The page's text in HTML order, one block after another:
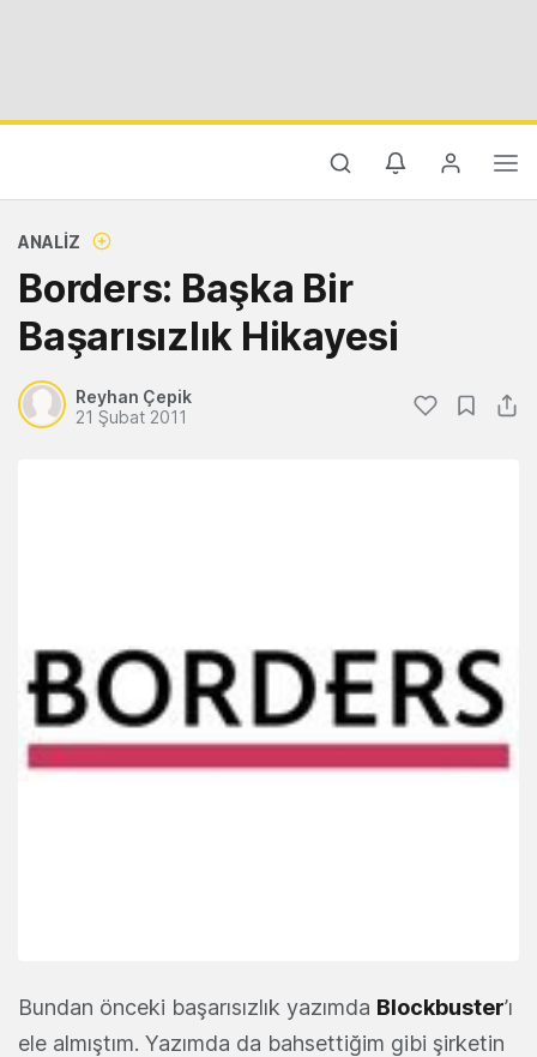
ANALIZ
Borders: Başka Bir
Başarısızlık Hikayesi
Reyhan Çepik
21 Şubat 2011
Bundan önceki başarısızlık yazımda Blockbuster’ı
ele almıştım. Yazımda da bahsettiğim gibi şirketin